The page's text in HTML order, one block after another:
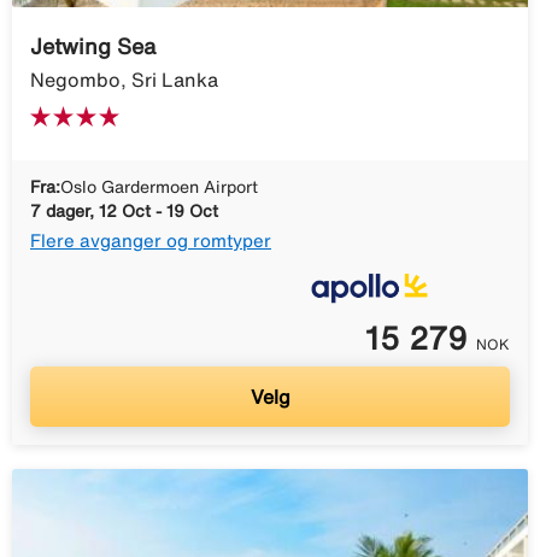
Jetwing Sea
Negombo, Sri Lanka
Fra:Oslo Gardermoen Airport
7 dager, 12 Oct - 19 Oct
Flere avganger og romtyper
15 279 NOK
Velg